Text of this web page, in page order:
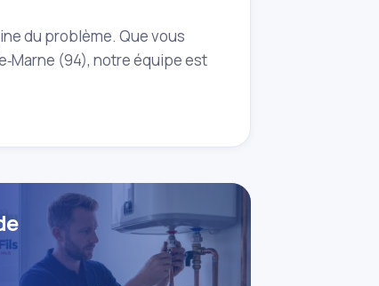
du problème. Que vous
(94), notre équipe est